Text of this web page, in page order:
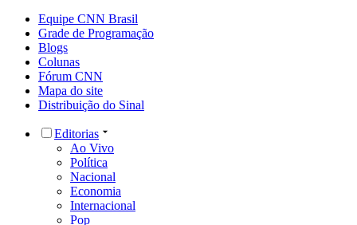
Equipe CNN Brasil
Grade de Programação
Blogs
Colunas
Fórum CNN
Mapa do site
Distribuição do Sinal
Editorias
Ao Vivo
Política
Nacional
Economia
Internacional
Pop